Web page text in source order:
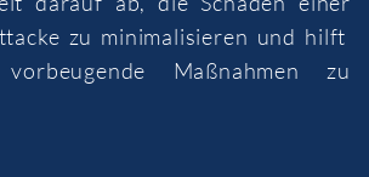
zu minimalisieren und hilft
vorbeugende Maßnahmen zu